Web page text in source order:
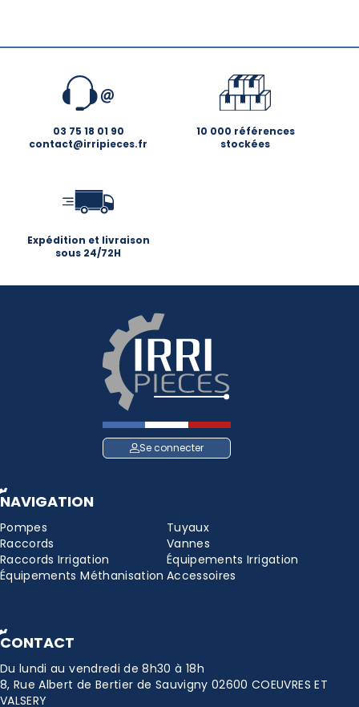
03 75 18 01 90
contact@irripieces.fr
10 000 références
stockées
Expédition et livraison
sous 24/72H
Se connecter
NAVIGATION
Pompes
Tuyaux
Raccords
Vannes
Raccords Irrigation
Équipements Irrigation
Équipements Méthanisation Accessoires
CONTACT
Du lundi au vendredi de 8h30 à 18h
8, Rue Albert de Bertier de Sauvigny 02600 COEUVRES ET
VALSERY